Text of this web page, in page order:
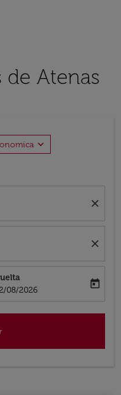
de Atenas
expand_more
close
close
booking-return-date-aria-label
08/2026
today